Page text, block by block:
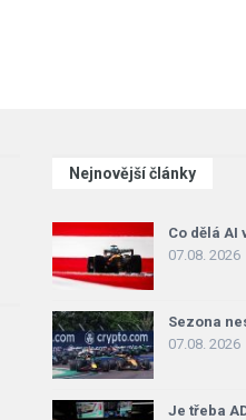
Nejnovější články
Co dělá AI
07.08. 2026
Sezona
07.08. 2026
Je třeba